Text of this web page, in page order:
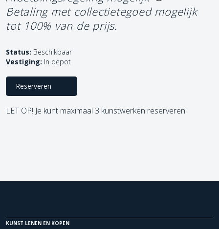
Betaling met collectietegoed mogelijk
tot 100% van de prijs.
Status: Beschikbaar
Vestiging: In depot
Reserveren
LET OP! Je kunt maximaal 3 kunstwerken reserveren.
KUNST LENEN EN KOPEN